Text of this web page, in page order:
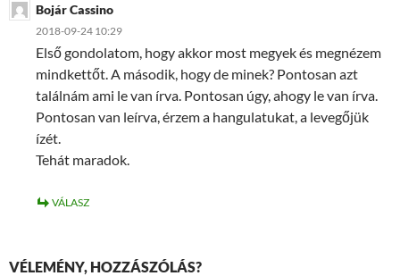
Bojár Cassino
2018-09-24 10:29
Első gondolatom, hogy akkor most megyek és megnézem
mindkettőt. A második, hogy de minek? Pontosan azt
találnám ami le van írva. Pontosan úgy, ahogy le van írva.
Pontosan van leírva, érzem a hangulatukat, a levegőjük
ízét.
Tehát maradok.
VÁLASZ
VÉLEMÉNY, HOZZÁSZÓLÁS?